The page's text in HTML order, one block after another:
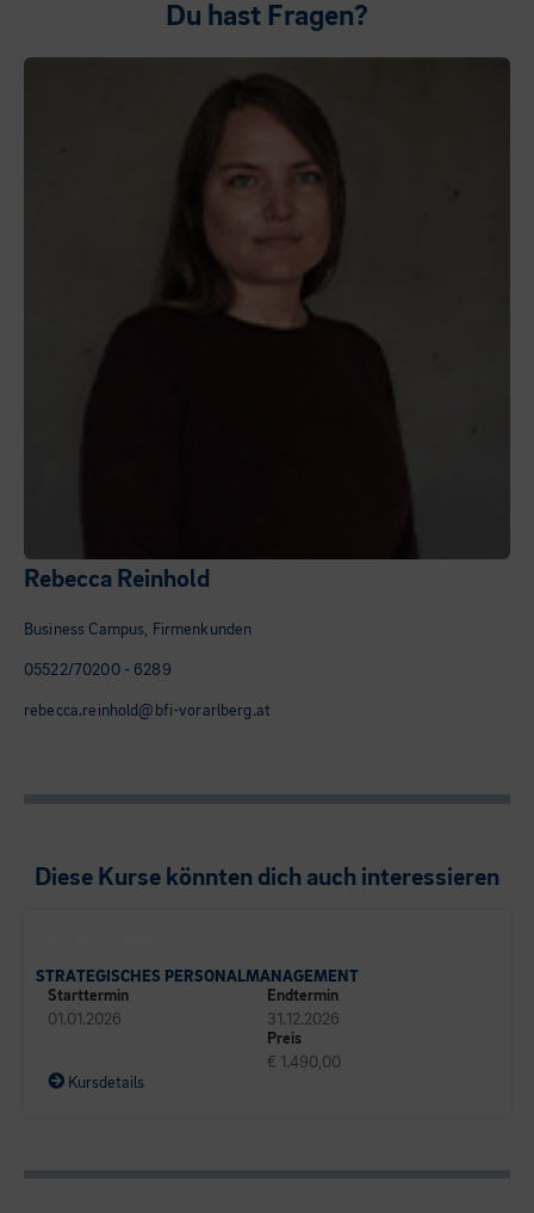
Du hast Fragen?
Rebecca Reinhold
Business Campus, Firmenkunden
05522/70200 - 6289
rebecca.reinhold@bfi-vorarlberg.at
Diese Kurse könnten dich auch interessieren
STRATEGISCHES PERSONALMANAGEMENT
Starttermin
01.01.2026
Endtermin
31.12.2026
Preis
€ 1.490,00
Kursdetails